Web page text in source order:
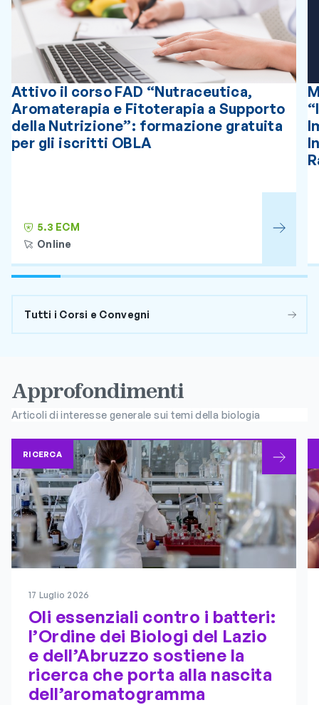
Attivo il corso FAD “Nutraceutica,
Aromaterapia e Fitoterapia a Supporto
della Nutrizione”: formazione gratuita
per gli iscritti OBLA
5.3 ECM
Online
Tutti i Corsi e Convegni
Approfondimenti
Articoli di interesse generale sui temi della biologia
RICERCA
17 Luglio 2026
Oli essenziali contro i batteri:
l’Ordine dei Biologi del Lazio
e dell’Abruzzo sostiene la
ricerca che porta alla nascita
dell’aromatogramma